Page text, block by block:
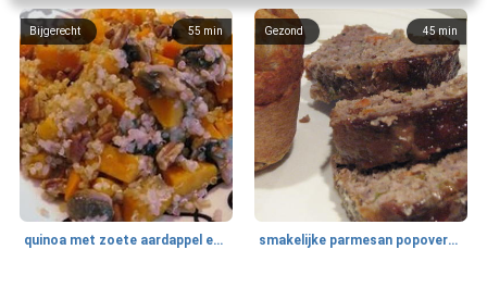
55 min
Bijgerecht
quinoa met zoete aardappel en champignons
45min
Gezond
smakelijke parmesan popovers (gezonder!)